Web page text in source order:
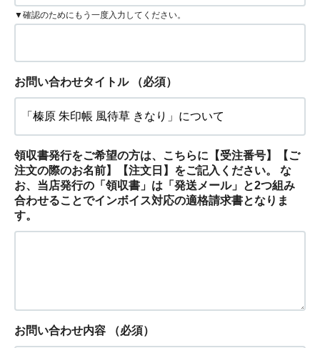
▼確認のためにもう一度入力してください。
お問い合わせタイトル （必須）
領収書発行をご希望の方は、こちらに【受注番号】【ご
注文の際のお名前】【注文日】をご記入ください。 な
お、当店発行の「領収書」は「発送メール」と2つ組み
合わせることでインボイス対応の適格請求書となりま
す。
お問い合わせ内容 （必須）